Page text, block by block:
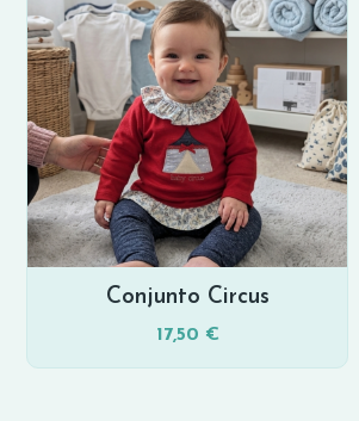
Conjunto Circus
17,50 €